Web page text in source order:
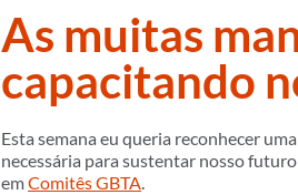
As muitas
capacitando
Esta semana eu queria reconhecer
necessária para sustentar nosso
emComitês GBTA.